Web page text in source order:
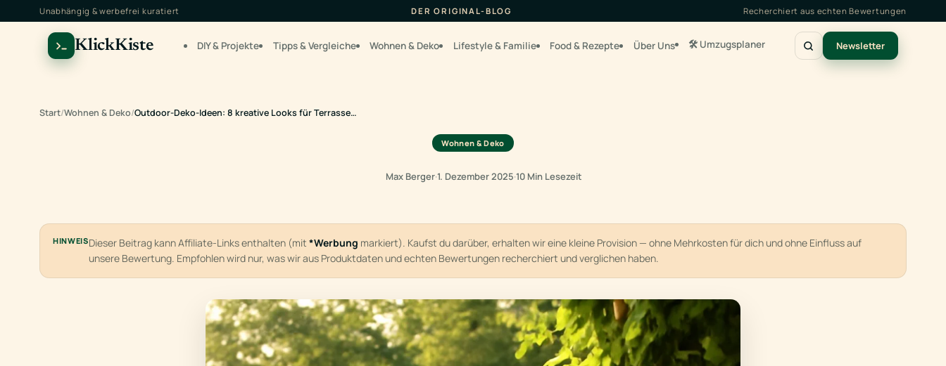
Unabhängig & werbefrei kuratiert DER ORIGINAL-BLOG Recherchiert aus echten Bewertungen
KlickKiste DIY & Projekte Tipps & Vergleiche Wohnen & Deko Lifestyle & Familie Food & Rezepte Über Uns 🛠️ Umzugsplaner Newsletter
Start/Wohnen & Deko/Outdoor-Deko-Ideen: 8 kreative Looks für Terrasse…
Wohnen & Deko
Max Berger·1. Dezember 2025·10 Min Lesezeit
HINWEISDieser Beitrag kann Affiliate-Links enthalten (mit *Werbung markiert). Kaufst du darüber, erhalten wir eine kleine Provision — ohne Mehrkosten für dich und ohne Einfluss auf
unsere Bewertung. Empfohlen wird nur, was wir aus Produktdaten und echten Bewertungen recherchiert und verglichen haben.